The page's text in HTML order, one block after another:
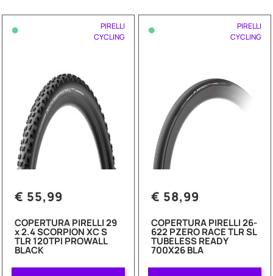
•
PIRELLI
CYCLING
€ 55,99
COPERTURA PIRELLI 29
x 2.4 SCORPION XC S
TLR 120TPI PROWALL
BLACK
•
PIRELLI
CYCLING
€ 58,99
COPERTURA PIRELLI 26-
622 PZERO RACE TLR SL
TUBELESS READY
700X26 BLA